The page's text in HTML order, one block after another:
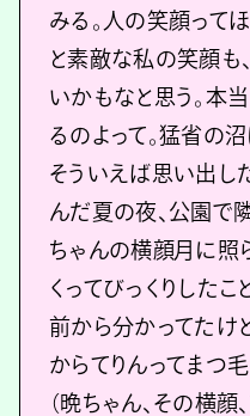
みる。人の笑顔って
と素敵な私の笑顔も
いかもなと思う。本
るのよって。猛省の
そういえば思い出し
んだ夏の夜、公園で
ちゃんの横顔月に照
くってびっくりしたこ
前から分かってたけ
からてりんってまつ毛
（晩ちゃん、その横